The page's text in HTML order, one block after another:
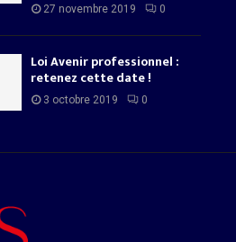
27 novembre 2019 0
Loi Avenir professionnel :
retenez cette date !
3 octobre 2019 0